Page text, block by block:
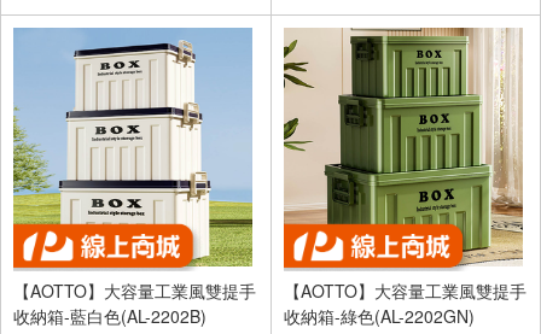
【AOTTO】大容量工業風雙提手
收納箱-藍白色(AL-2202B)
【AOTTO】大容量工業風雙提手
收納箱-綠色(AL-2202GN)